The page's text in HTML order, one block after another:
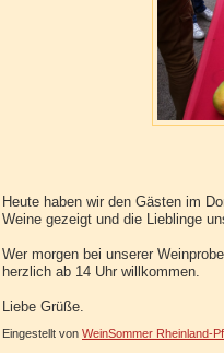
Heute haben wir den Gästen im
Weine gezeigt und die Lieblinge
Wer morgen bei unserer
herzlich ab 14 Uhr willkommen.
Liebe Grüße.
Eingestellt von WeinSommer Rheinland-